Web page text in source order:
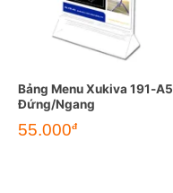
Bảng Menu Xukiva 191-A5
Đứng/Ngang
55.000đ